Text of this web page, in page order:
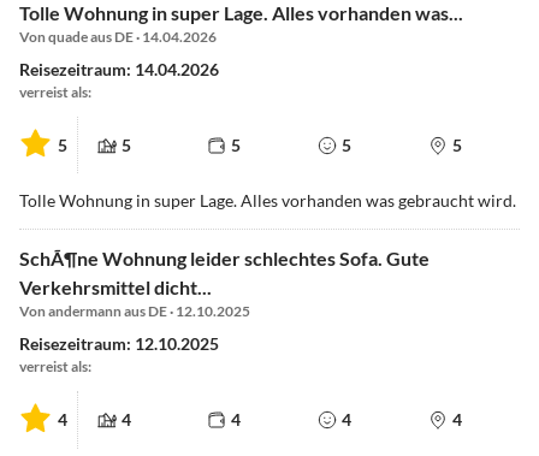
Tolle Wohnung in super Lage. Alles vorhanden was...
Von quade aus DE · 14.04.2026
Reisezeitraum: 14.04.2026
verreist als:
5 5 5 5 5
Tolle Wohnung in super Lage. Alles vorhanden was gebraucht wird.
SchÃ¶ne Wohnung leider schlechtes Sofa. Gute
Verkehrsmittel dicht...
Von andermann aus DE · 12.10.2025
Reisezeitraum: 12.10.2025
verreist als:
4 4 4 4 4